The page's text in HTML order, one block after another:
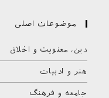
موضوعات اصلی
دین، معنویت و اخلاق
هنر و ادبیات
جامعه و فرهنگ